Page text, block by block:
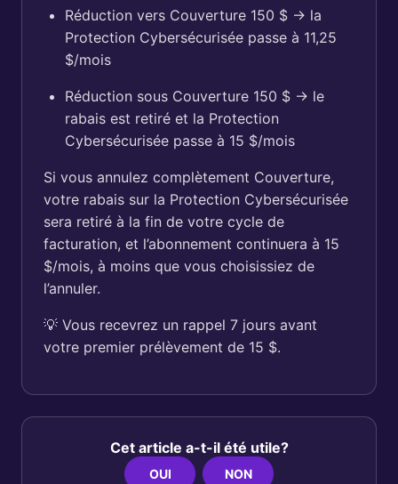
Réduction vers Couverture 150 $ → la
Protection Cybersécurisée passe à 11,25
$/mois
Réduction sous Couverture 150 $ → le
rabais est retiré et la Protection
Cybersécurisée passe à 15 $/mois
Si vous annulez complètement Couverture,
votre rabais sur la Protection Cybersécurisée
sera retiré à la fin de votre cycle de
facturation, et l’abonnement continuera à 15
$/mois, à moins que vous choisissiez de
l’annuler.
💡 Vous recevrez un rappel 7 jours avant
votre premier prélèvement de 15 $.
Cet article a-t-il été utile?
OUI NON